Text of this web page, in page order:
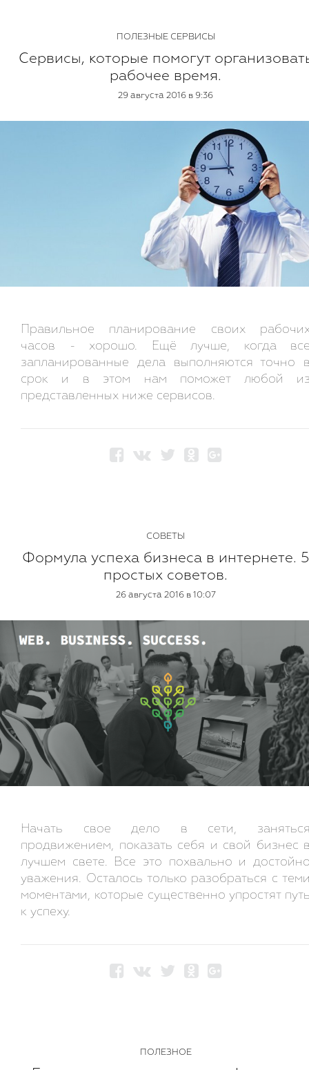
ПОЛЕЗНЫЕ СЕРВИСЫ
Сервисы, которые помогут
рабочее время.
29 августа 2016 в 9:36
Правильное планирование своих
часов - хорошо. Ещё лучше, когда
запланированные дела выполняются точно
срок и в этом нам поможет любой
представленных ниже сервисов.
СОВЕТЫ
Формула успеха бизнеса в интернете. 5
простых советов.
26 августа 2016 в 10:07
Начать свое дело в сети,
продвижением, показать себя и свой бизнес
лучшем свете. Все это похвально и
уважения. Осталось только разобраться с
моментами, которые существенно упростят
к успеху.
ПОЛЕЗНОЕ